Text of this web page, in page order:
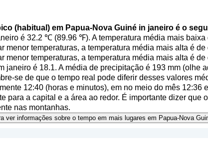
(habitual) em Papua-Nova Guiné in janeiro é o
é 32.2 ℃ (89.96 ℉). A temperatura média mais
menor temperaturas, a temperatura média mais alta é
menor temperaturas, a temperatura média mais alta é
janeiro é 18.1. A média de precipitação é 193 mm (olhe
se de que o tempo real pode diferir desses valores
12:40 (horas e minutos), em no meio do mês 12:36
para a capital e a área ao redor. É importante dizer que
nas montanhas.
ver informações sobre o tempo em mais lugares em Papua-Nova